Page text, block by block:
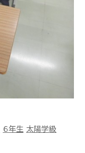
６年生 太陽学級